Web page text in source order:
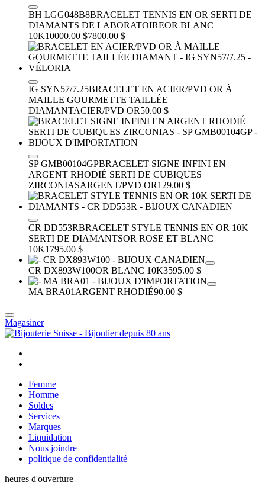
BH LGG048B8BRACELET TENNIS EN OR SERTI DE
DIAMANTS DE LABORATOIREOR BLANC
10K10000.00 $7800.00 $
IG SYN57/7.25BRACELET EN ACIER/PVD OR À
MAILLE GOURMETTE TAILLÉE
DIAMANTACIER/PVD OR50.00 $
SP GMB00104GPBRACELET SIGNE INFINI EN
ARGENT RHODIÉ SERTI DE CUBIQUES
ZIRCONIASARGENT/PVD OR129.00 $
CR DD553RBRACELET STYLE TENNIS EN OR 10K
SERTI DE DIAMANTSOR ROSE ET BLANC
10K1795.00 $
CR DX893W100OR BLANC 10K3595.00 $
MA BRA01 ARGENT RHODIÉ90.00 $
Magasiner
Femme
Homme
Soldes
Services
Marques
Liquidation
Nous joindre
politique de confidentialité
heures d'ouverture